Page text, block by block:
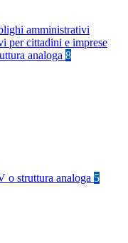
amministrativi
per cittadini e imprese
analoga 8
o struttura analoga 5